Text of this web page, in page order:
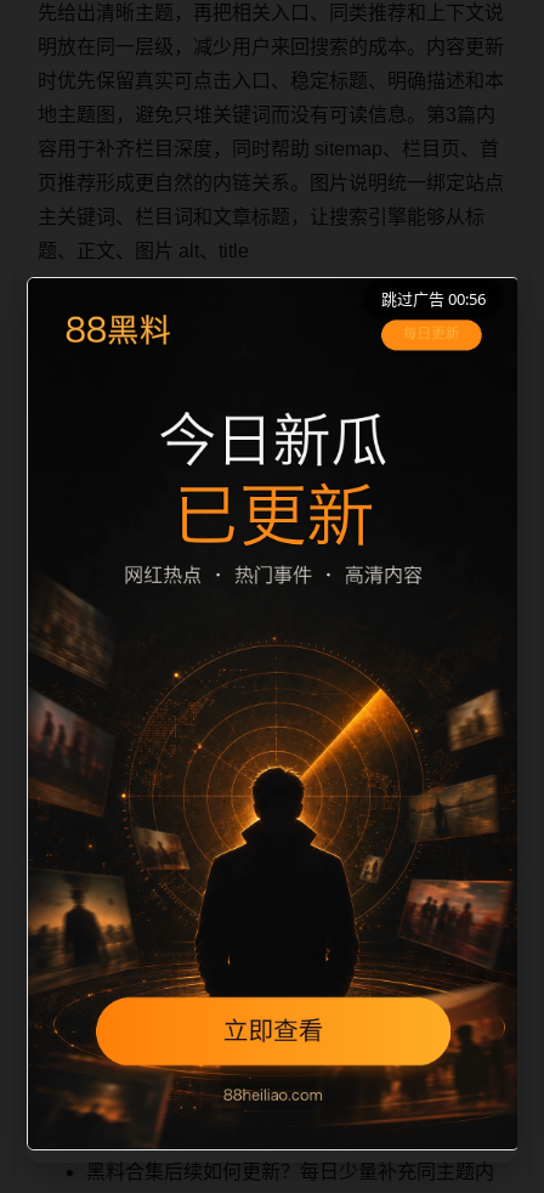
先给出清晰主题，再把相关入口、同类推荐和上下文说
明放在同一层级，减少用户来回搜索的成本。内容更新
时优先保留真实可点击入口、稳定标题、明确描述和本
地主题图，避免只堆关键词而没有可读信息。第3篇内
容用于补齐栏目深度，同时帮助 sitemap、栏目页、首
页推荐形成更自然的内链关系。图片说明统一绑定站点
主关键词、栏目词和文章标题，让搜索引擎能够从标
题、正文、图片 alt、title
之间识别一致主题。后续每日采集时，建议继续执行远
程图片本地化、坏图默认图兜底、标题去重和
description 长度过滤。如果同一主题下有多个相近页
面，应通过不同角度补充事件背景、访问场景、相关问
题或专题入口，降低站群页面之间的重复感。页面底部
保留同类推荐、上一篇下一篇和 sitemap 入口，保证重
要页面点击深度尽量控制在三次以内。正文维护时可按
用户搜索路径补充三类信息：入口是否稳定、同栏目还
有哪些可继续阅读、移动端打开时图片和摘要是否一
致。每次新增内容后同步检查标题、description、
canonical、主题图、alt、title和推荐链接，确保页面既
能被搜索引擎理解，也能让真实
相关问题与推荐
用户顺着栏目继续浏览。同站连续更新时避免重复标题
和重复首段，优先补充不同关键词、不同栏目词和不同
问题角度。栏目页则保留清晰入口，方便后续专题自动
归集。发布后按真实浏览器复查首屏、图片、跳转体
验、相关推荐和加载速度。
黑料合集后续如何更新？每日少量补充同主题内
跳过广告 00:56